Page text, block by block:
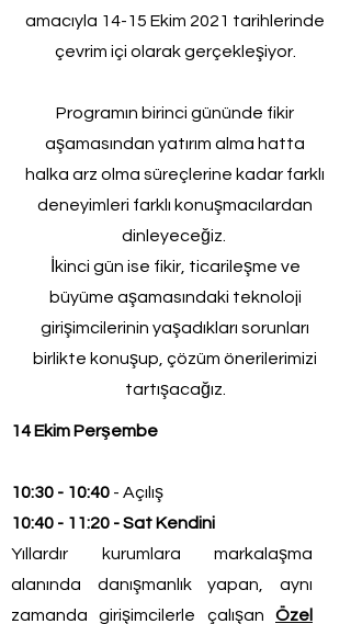
amacıyla 14-15 Ekim 2021 tarihlerinde
çevrim içi olarak gerçekleşiyor.
Programın birinci gününde fikir
aşamasından yatırım alma hatta
halka arz olma süreçlerine kadar farklı
deneyimleri farklı konuşmacılardan
dinleyeceğiz.
İkinci gün ise fikir, ticarileşme ve
büyüme aşamasındaki teknoloji
girişimcilerinin yaşadıkları sorunları
birlikte konuşup, çözüm önerilerimizi
tartışacağız.
14 Ekim Perşembe
10:30 - 10:40 - Açılış
10:40 - 11:20 - Sat Kendini
Yıllardır kurumlara markalaşma
alanında danışmanlık yapan, aynı
zamanda girişimcilerle çalışan Özel